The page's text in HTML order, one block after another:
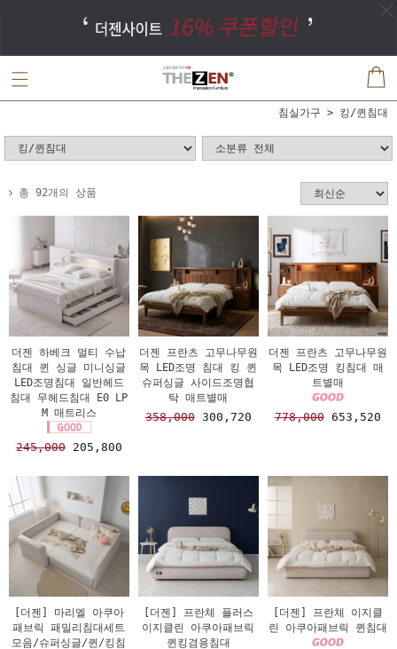
침실가구 킹/퀸침대
총 92개의 상품
더젠 하베크 멀티 수납
침대 퀸 싱글 미니싱글
LED조명침대 일반헤드
침대 무헤드침대 E0 LP
M 매트리스
245,000205,800
더젠 프란츠 고무나무원
목 LED조명 침대 킹 퀸
슈퍼싱글 사이드조명협
탁 매트별매
358,000300,720
더젠 프란츠 고무나무원
목 LED조명 킹침대 매
트별매
778,000653,520
[더젠] 마리엘 아쿠아
패브릭 패밀리침대세트
모음/슈퍼싱글/퀸/킹침
[더젠] 프란체 플러스
이지클린 아쿠아패브릭
퀸킹겸용침대
[더젠] 프란체 이지클
린 아쿠아패브릭 퀸침대